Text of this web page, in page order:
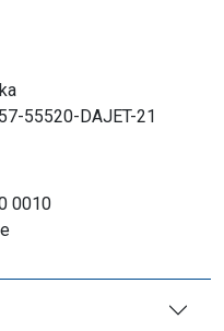
55520-DAJET-21
0010